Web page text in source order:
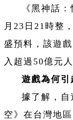
《黑神話
月23日21時整
盛預料，該遊
入超過50億元人
遊戲為何引
據了解，自
空》在台灣地